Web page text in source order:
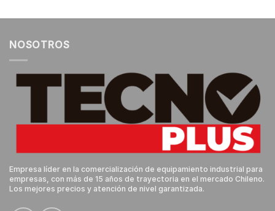
NOSOTROS
Empresa líder en la comercialización de equipamiento industrial para
empresas, con más de 15 años de trayectoria en el mercado Chileno.
Los mejores precios y atención de nivel garantizada.